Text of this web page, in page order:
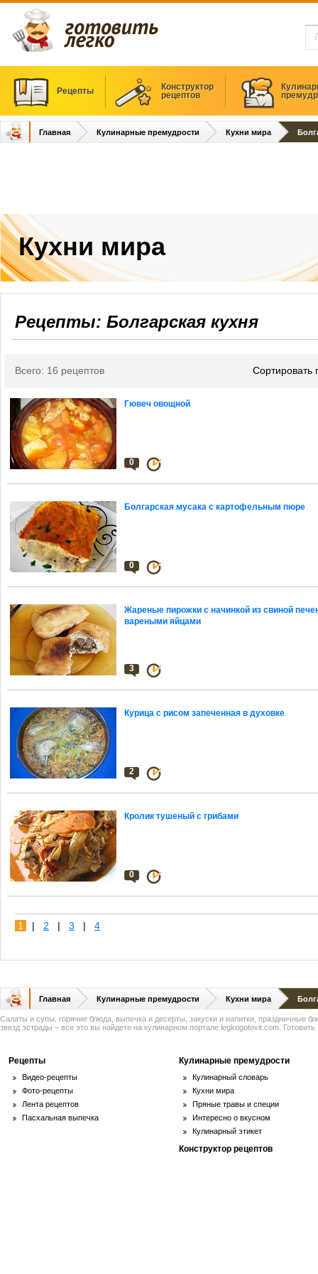
Рецепты
Конструктор
рецептов
Главная Кулинарные премудрости Кухни мира
Кухни мира
Рецепты: Болгарская кухня
Сортировать
Всего: 16 рецептов
Гювеч овощной
0
Болгарская мусака с картофельным пюре
0
Жареные пирожки с начинкой из свиной
вареными яйцами
3
Курица с рисом запеченная в духовке
2
Кролик тушеный с грибами
0
1 | 2 | 3 | 4
Главная Кулинарные премудрости Кухни мира
Салаты и супы, горячие блюда, выпечка и десерты, закуски и напитки, праздничные
звезд эстрады – все это вы найдете на кулинарном портале legkogotovit.com. Готовить
Рецепты
Видео-рецепты
Фото-рецепты
Лента рецептов
Пасхальная выпечка
Кулинарные премудрости
Кулинарный словарь
Кухни мира
Пряные травы и специи
Интересно о вкусном
Кулинарный этикет
Конструктор рецептов